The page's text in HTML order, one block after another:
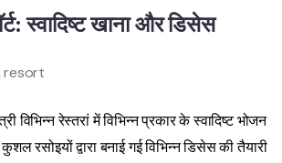
:स्वादिष्ट खाना और डिसेस
विभिन्न रेस्तरां में विभिन्न प्रकार के स्वादिष्ट भोजन
द्वारा बनाई गई विभिन्न डिसेस की तैयारी